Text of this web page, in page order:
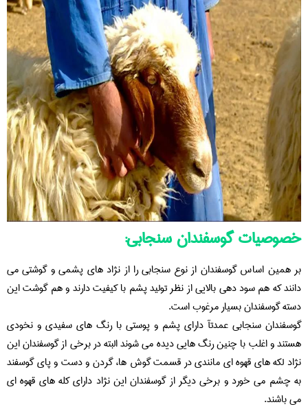
خصوصیات گوسفندان سنجابی:
بر همین اساس گوسفندان از نوع سنجابی را از نژاد های پشمی و گوشتی می
دانند که هم سود دهی بالایی از نظر تولید پشم با کیفیت دارند و هم گوشت این
دسته گوسفندان بسیار مرغوب است.
گوسفندان سنجابی عمدتآ دارای پشم و پوستی با رنگ های سفیدی و نخودی
هستند و اغلب با چنین رنگ هایی دیده می شوند البته در برخی از گوسفندان این
نژاد لکه های قهوه ای مانندی در قسمت گوش ها، گردن و دست و پای گوسفند
به چشم می خورد و برخی دیگر از گوسفندان این نژاد دارای کله های قهوه ای
می باشند.